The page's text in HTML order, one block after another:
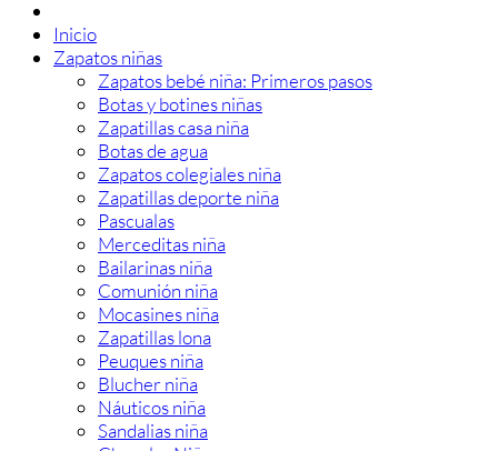
Inicio
Zapatos niñas
Zapatos bebé niña: Primeros pasos
Botas y botines niñas
Zapatillas casa niña
Botas de agua
Zapatos colegiales niña
Zapatillas deporte niña
Pascualas
Merceditas niña
Bailarinas niña
Comunión niña
Mocasines niña
Zapatillas lona
Peuques niña
Blucher niña
Náuticos niña
Sandalias niña